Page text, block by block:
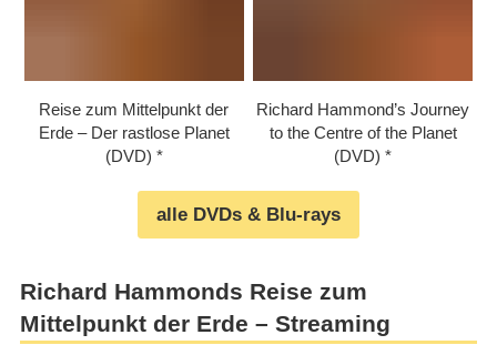
Reise zum Mittelpunkt der
Erde – Der rastlose Planet
(DVD)
Richard Hammond’s Journey
to the Centre of the Planet
(DVD)
alle DVDs & Blu-rays
Richard Hammonds Reise zum
Mittelpunkt der Erde – Streaming